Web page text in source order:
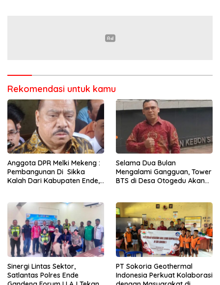
Rekomendasi untuk kamu
Anggota DPR Melki Mekeng :
Pembangunan Di Sikka
Kalah Dari Kabupaten Ende,
Selama Dua Bulan
Mengalami Gangguan, Tower
BTS di Desa Otogedu Akan
Sinergi Lintas Sektor,
Satlantas Polres Ende
PT Sokoria Geothermal
Indonesia Perkuat Kolaborasi